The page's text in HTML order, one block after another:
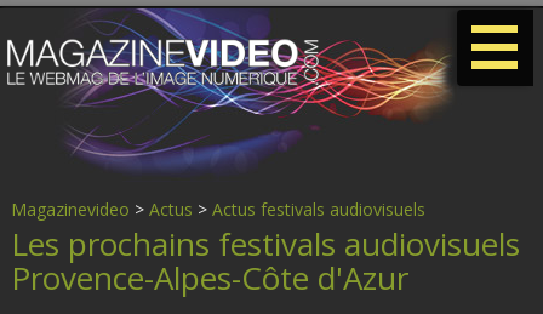
Magazinevideo > Actus > Actus festivals audiovisuels
Les prochains festivals audiovisuels
Provence-Alpes-Côte d'Azur
-
-
-